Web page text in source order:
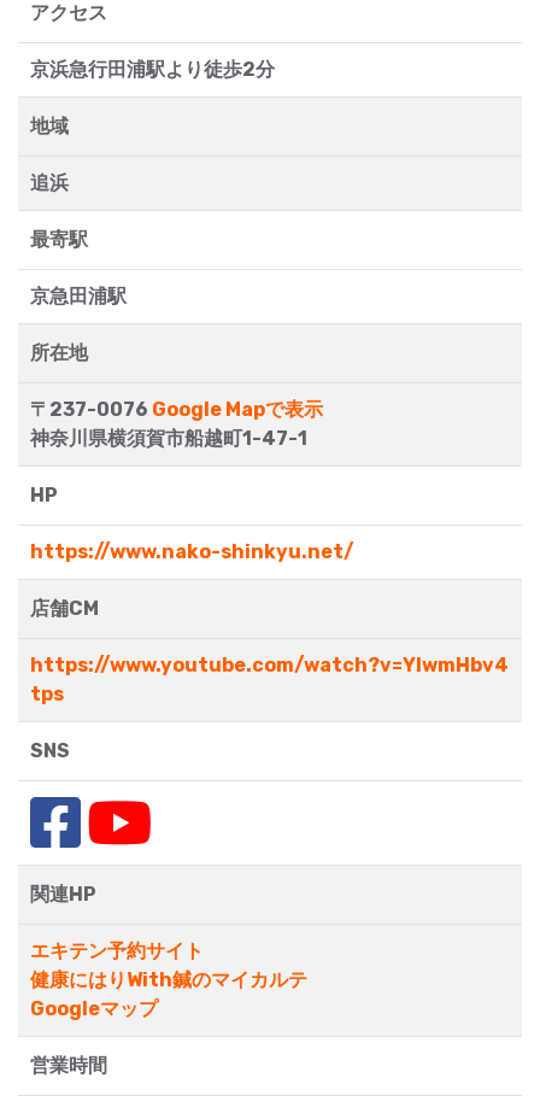
アクセス
京浜急行田浦駅より徒歩2分
地域
追浜
最寄駅
京急田浦駅
所在地
〒237-0076 Google Mapで表示
神奈川県横須賀市船越町1-47-1
HP
https://www.nako-shinkyu.net/
店舗CM
https://www.youtube.com/watch?v=YIwmHbv4
tps
SNS
関連HP
エキテン予約サイト
健康にはりWith鍼のマイカルテ
Googleマップ
営業時間